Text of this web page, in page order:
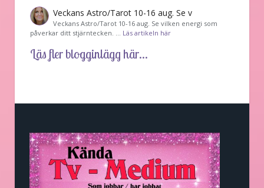
Veckans Astro/Tarot 10-16 aug. Se v
Veckans Astro/Tarot 10-16 aug. Se vilken energi som
påverkar ditt stjärntecken. … Läs artikeln här
Läs fler blogginlägg här...